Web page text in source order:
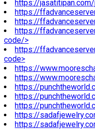
https://
https://
https://
https://
code/>
https://
code>
https://
https://
https://
https://
https://
https://
https://